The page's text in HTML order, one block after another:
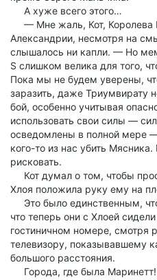
А хуже всего этого…
— Мне жаль, Кот, Королева
Александрии, несмотря на
слышалось ни капли. — Но
S слишком велика для того,
Пока мы не будем уверены,
заразить, даже Триумвирату
бой, особенно учитывая
использовать свои силы —
осведомлены в полной мере
кого-то из нас убить
рисковать.
Кот думал о том, чтобы
Хлоя положила руку ему на
Это было единственным, что
что теперь они с Хлоей
гостиничном номере, смотря
телевизору, показывавшему
большого расстояния.
Города, где была Маринетт!